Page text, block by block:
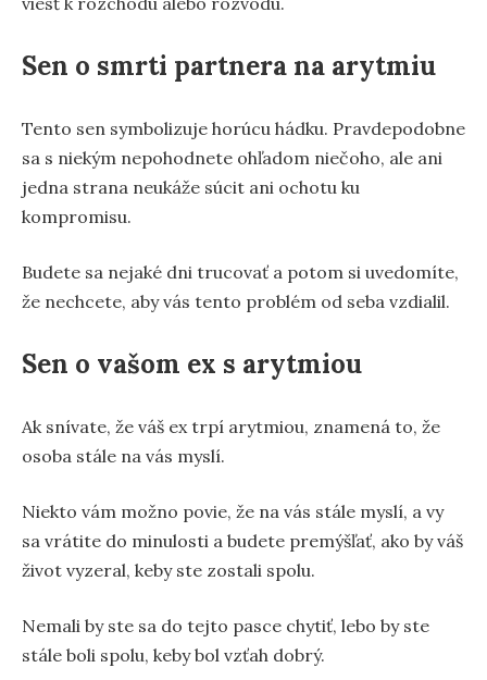
Sen o smrti partnera na arytmiu
Tento sen symbolizuje horúcu hádku. Pravdepodobne
sa s niekým nepohodnete ohľadom niečoho, ale ani
jedna strana neukáže súcit ani ochotu ku
kompromisu.
Budete sa nejaké dni trucovať a potom si uvedomíte,
že nechcete, aby vás tento problém od seba vzdialil.
Sen o vašom ex s arytmiou
Ak snívate, že váš ex trpí arytmiou, znamená to, že
osoba stále na vás myslí.
Niekto vám možno povie, že na vás stále myslí, a vy
sa vrátite do minulosti a budete premýšľať, ako by váš
život vyzeral, keby ste zostali spolu.
Nemali by ste sa do tejto pasce chytiť, lebo by ste
stále boli spolu, keby bol vzťah dobrý.